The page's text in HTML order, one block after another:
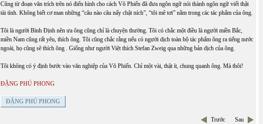
Cũng từ đoạn văn trích trên nó điển hình cho cách Võ Phiến đã đưa ngôn ngữ nói thành ngôn ngữ viết thật
tài tình. Không biết cơ man những “câu nào câu nấy chật ních”, “tôi mê tơi” nằm trong các tác phẩm của ông.
Tôi là người Bình Định nên ưa ông cũng chỉ là chuyện thường. Tôi có chắc một điều là người miền Bắc,
miền Nam cũng rất yêu, thích ông. Tôi cũng chắc rằng nếu có người dịch toàn bộ tác phẩm ông ra tiếng nước
ngoài, họ cũng sẽ thích ông . Giống như người Việt thích Stefan Zweig qua những bản dịch của ông.
Tôi không có ý định bước vào văn nghiệp của Võ Phiến. Chỉ một vài, thật ít, chung quanh ông. Mà thôi!
ĐẶNG PHÚ PHONG
ĐẶNG PHÚ PHONG
Trước Sau